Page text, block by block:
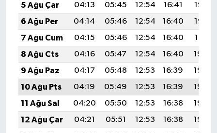
5 Ağu Çar
04:13 05:45 12:54 16:41
19:53
6 Ağu Per
04:14 05:46 12:54 16:40
19:52
7 Ağu Cum
04:15 05:46 12:54 16:40
19:51
8 Ağu Cts
04:16 05:47 12:54 16:40
19:50
9 Ağu Paz
04:17 05:48 12:53 16:39
19:49
10 Ağu Pts
04:19 05:49 12:53 16:39
19:48
11 Ağu Sal
04:20 05:50 12:53 16:38
19:46
12 Ağu Çar
04:21 05:51 12:53 16:38
19:45